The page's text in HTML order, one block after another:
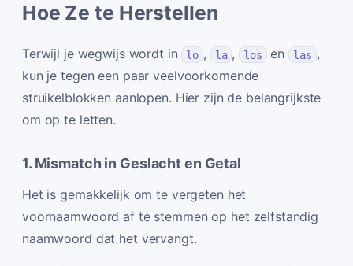
Hoe Ze te Herstellen
Terwijl je wegwijs wordt in lo , la , los en las ,
kun je tegen een paar veelvoorkomende
struikelblokken aanlopen. Hier zijn de belangrijkste
om op te letten.
1. Mismatch in Geslacht en Getal
Het is gemakkelijk om te vergeten het
voornaamwoord af te stemmen op het zelfstandig
naamwoord dat het vervangt.